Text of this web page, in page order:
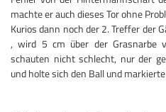
machte er auch dieses Tor ohne
Kurios dann noch der 2. Treffer der
, wird 5 cm über der Grasnarbe
schauten nicht schlecht, nur der
und holte sich den Ball und